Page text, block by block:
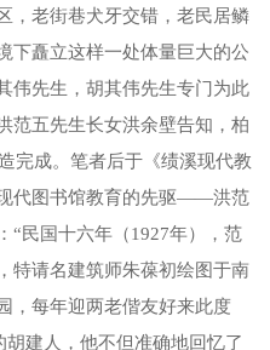
，老街巷犬牙交错，老民居鳞
下矗立这样一处体量巨大的公
伟先生，胡其伟先生专门为此
范五先生长女洪余壁告知，柏
完成。笔者后于《绩溪现代教
代图书馆教育的先驱——洪范
“民国十六年（1927年），范
特请名建筑师朱葆初绘图于南
，每年迎两老偕友好来此度
建人，他不但准确地回忆了